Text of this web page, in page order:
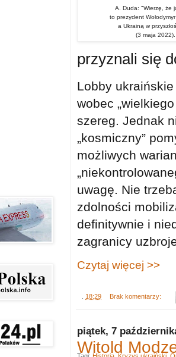
A. Duda: "Wierzę, że
to prezydent
a Ukrainą w
(3 maja
przyznali się
Lobby
wobec
szereg. Jednak
„kosmiczny”
możliwych
uwagę. Nie
zdolności
definitywnie i
zagranicy
Czytaj więcej >>
18:29 Brak komentarzy:
piątek, 7
Witold
Tagi: Historia Kryzys ukraiński